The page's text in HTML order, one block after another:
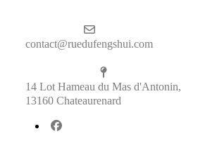
contact@ruedufengshui.com
14 Lot Hameau du Mas d'Antonin,
13160 Chateaurenard